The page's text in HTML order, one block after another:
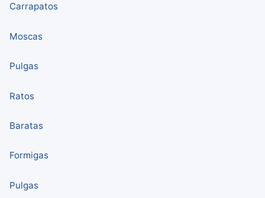
Carrapatos
Moscas
Pulgas
Ratos
Baratas
Formigas
Pulgas